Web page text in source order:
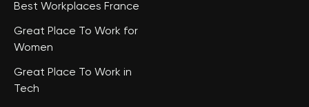
Best Workplaces France
Great Place To Work for
Women
Great Place To Work in
Tech